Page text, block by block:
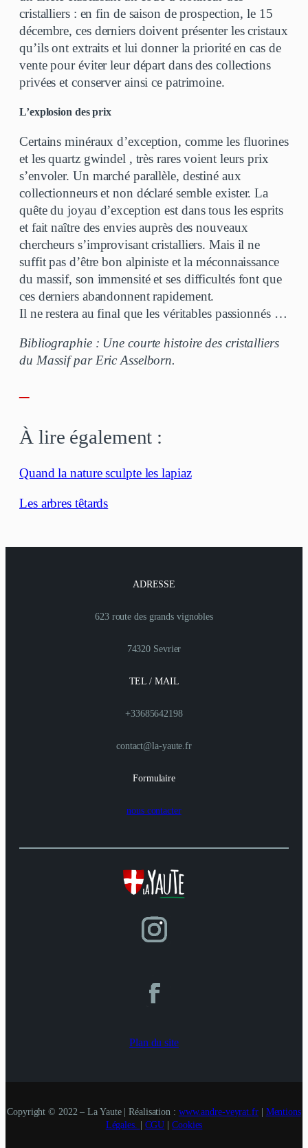
cristalliers : en fin de saison de prospection, le 15
décembre, ces derniers doivent présenter les cristaux
qu’ils ont extraits et lui donner la priorité en cas de
vente pour éviter leur départ dans des collections
privées et conserver ainsi ce patrimoine.
L’explosion des prix
Certains minéraux d’exception, comme les fluorines
et les quartz gwindel , très rares voient leurs prix
s’envoler. Un marché parallèle, destiné aux
collectionneurs et non déclaré semble exister. La
quête du joyau d’exception est dans tous les esprits
et fait naître des envies auprès des nouveaux
chercheurs s’improvisant cristalliers. Mais il ne
suffit pas d’être bon alpiniste et la méconnaissance
du massif, son immensité et ses difficultés font que
ces derniers abandonnent rapidement.
Il ne restera au final que les véritables passionnés …
Bibliographie : Une courte histoire des cristalliers
du Massif par Eric Asselborn.
–
À lire également :
Quand la nature sculpte les lapiaz
Les arbres têtards
ADRESSE
623 route des grands vignobles
74320 Sevrier
TEL / MAIL
+33685642198
contact@la-yaute.fr
Formulaire
nous contacter
Plan du site
Copyright © 2022 – La Yaute | Réalisation : www.andre-veyrat.fr| Mentions
Légales.
CGU Cookies